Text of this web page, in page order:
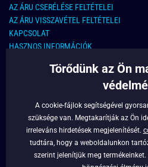
AZ ÁRU CSERÉLÉSE FELTÉTELEI
AZ ÁRU VISSZAVÉTEL FELTÉTELEI
KAPCSOLAT
HASZNOS INFORMÁCIÓK
KAPCSOLAT
info@legyferfi.hu
FONTOS INFORMÁCIÓK
RÓLUNK
Törődünk az Ön
A cookie-fájlok segítségével
szüksége van. Megtakarítják az Ön
irreleváns hirdetések megjelenítését.
tudtára, hogy a weboldalunkon
szerint jelenítjük meg